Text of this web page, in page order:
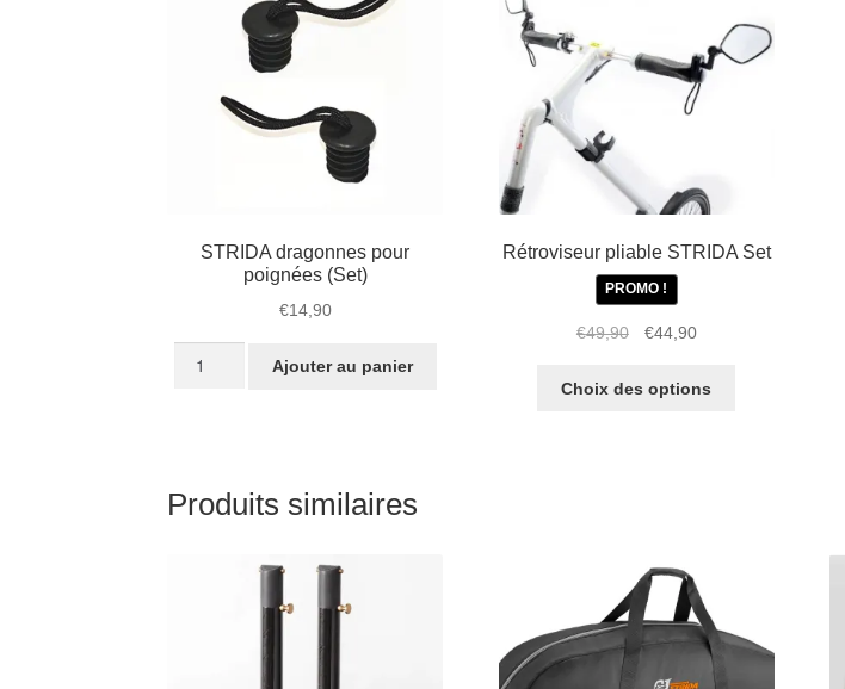
STRIDA dragonnes pour
poignées (Set)
€14,90
(Set)
Ajouter au panier
Rétroviseur pliable STRIDA Set
PROMO !
€49,90
Le
initial
€44,90Le
actuel
Choix des options
sur
Produits similaires